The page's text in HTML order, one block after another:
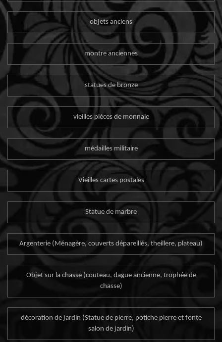
objets anciens
montre anciennes
statues de bronze
vieilles pièces de monnaie
médailles militaire
Vieilles cartes postales
Statue de marbre
Argenterie (Ménagère, couverts dépareillés, theillere, plateau)
Objet sur la chasse (couteau, dague ancienne, trophée de
chasse)
décoration de jardin (Statue de pierre, potiche pierre et fonte
salon de jardin)